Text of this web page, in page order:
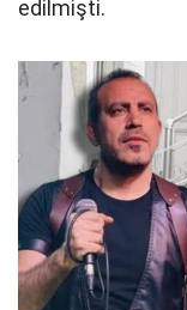
edilmişti.